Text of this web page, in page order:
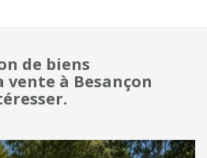
de biens
vente à Besançon